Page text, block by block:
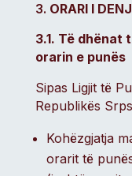
ORARI I
3.1. Të dhënat
orarin e punës
Sipas Ligjit të
Republikës
Kohëzgjatja
orarit të